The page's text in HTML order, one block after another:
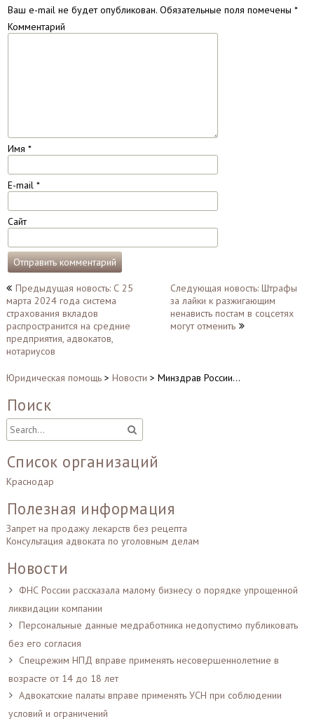
Ваш e-mail не будет опубликован.Обязательные поля помечены *
Комментарий
Имя *
E-mail *
Сайт
Навигация
по
записям
Предыдущая новость: С 25
марта 2024 года система
страхования вкладов
распространится на средние
предприятия, адвокатов,
нотариусов
Следующая новость: Штрафы
за лайки к разжигающим
ненависть постам в соцсетях
могут отменить
Юридическая помощь> Новости > Минздрав России…
Поиск
Список организаций
Краснодар
Полезная информация
Запрет на продажу лекарств без рецепта
Консультация адвоката по уголовным делам
Новости
ФНС России рассказала малому бизнесу о порядке упрощенной
ликвидации компании
Персональные данные медработника недопустимо публиковать
без его согласия
Спецрежим НПД вправе применять несовершеннолетние в
возрасте от 14 до 18 лет
Адвокатские палаты вправе применять УСН при соблюдении
условий и ограничений